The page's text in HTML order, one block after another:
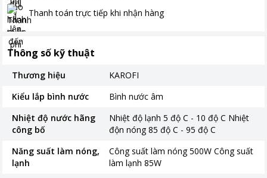
Thanh toán trực tiếp khi nhận hàng
Thông số kỹ thuật
Thương hiệu
KAROFI
Kiểu lắp bình nước
Bình nước âm
Nhiệt độ nước hãng
công bố
Nhiệt độ lạnh 5 độ C - 10 độ C Nhiệt
độn nóng 85 độ C - 95 độ C
Năng suất làm nóng,
lạnh
Công suất làm nóng 500W Công suất
làm lạnh 85W